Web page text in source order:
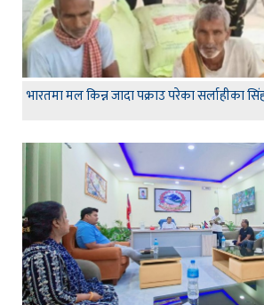
भारतमा मल किन्न जादा पक्राउ परेका सर्लाहीका